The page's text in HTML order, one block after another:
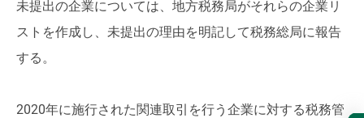
未提出の企業については、地方税務局がそれらの企業リ
ストを作成し、未提出の理由を明記して税務総局に報告
する。
2020年に施行された関連取引を行う企業に対する税務管